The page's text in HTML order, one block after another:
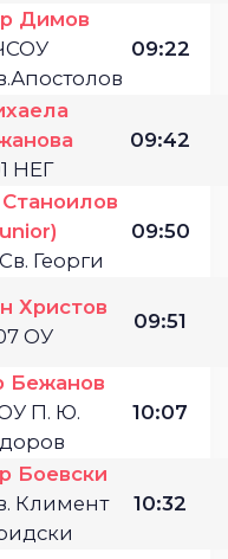
Димов
09:22
НЕГ
09:42
Станоилов
Георги
09:50
Христов
ОУ
09:51
Бежанов
П. Ю.
10:07
Боевски
Климент
10:32